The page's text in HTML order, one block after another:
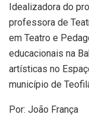
Idealizadora do
professora de
em Teatro e
educacionais na
artísticas no
município de
Por: João França